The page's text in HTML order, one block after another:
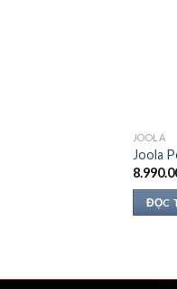
JOOLA
Joola
ĐỌC